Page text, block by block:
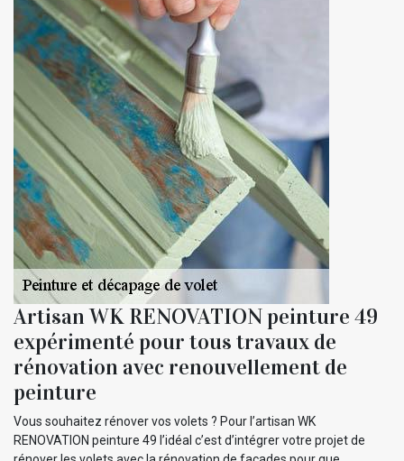
Artisan WK RENOVATION peinture 49
expérimenté pour tous travaux de
rénovation avec renouvellement de
peinture
Vous souhaitez rénover vos volets ? Pour l’artisan WK
RENOVATION peinture 49 l’idéal c’est d’intégrer votre projet de